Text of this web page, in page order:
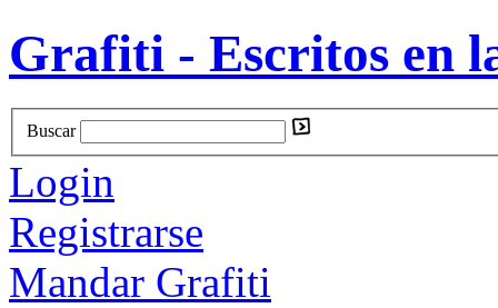
Grafiti - Escritos en
Buscar
Login
Registrarse
Mandar Grafiti